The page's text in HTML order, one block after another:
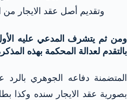
وتقديم أصل عقد الايجار من
ومن ثم يتشرف المدعي عليه
بالتقدم لعدالة المحكمة بهذه
المتضمنة دفاعه الجوهري
بصورية عقد الايجار سنده وكذا